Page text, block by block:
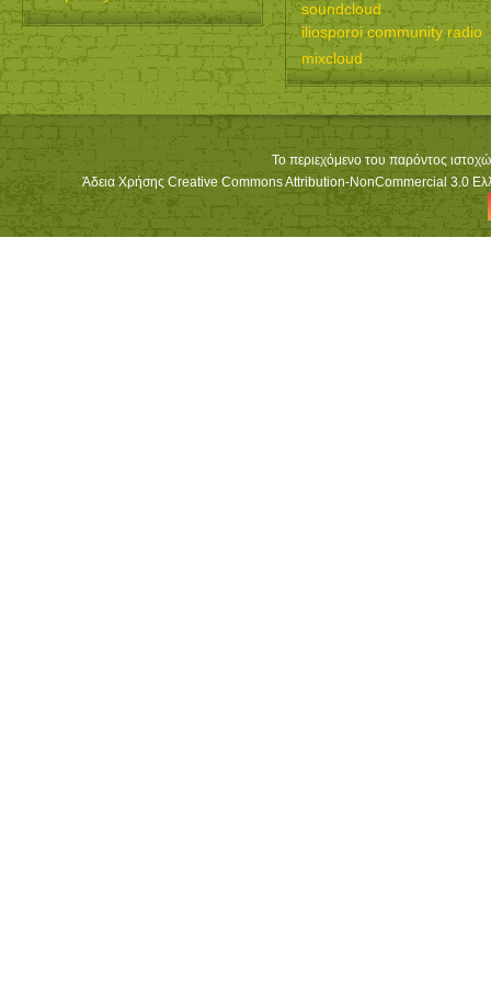
soundcloud
iliosporoi community radio
mixcloud
Το περιεχόμενο του παρόντος
Άδεια Χρήσης Creative Commons Attribution-NonCommercial 3.0